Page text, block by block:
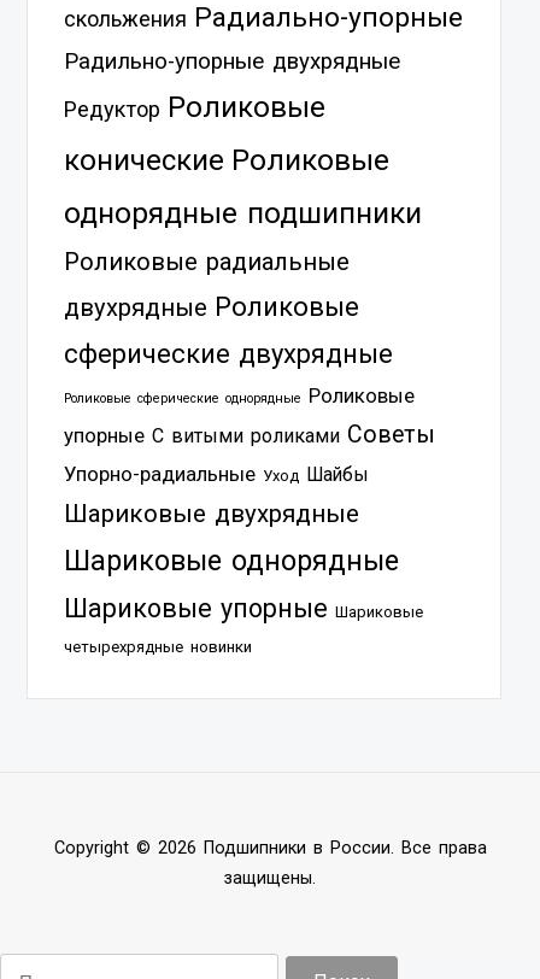
скольжения Радиально-упорные
Радильно-упорные двухрядные
Редуктор Роликовые
конические Роликовые
однорядные подшипники
Роликовые радиальные
двухрядные Роликовые
сферические двухрядные
Роликовые сферические однорядные
Роликовые
упорные С витыми роликами Советы
Упорно-радиальные Уход Шайбы
Шариковые двухрядные
Шариковые однорядные
Шариковые упорные Шариковые
четырехрядные новинки
Copyright © 2026 Подшипники в России. Все права
защищены.